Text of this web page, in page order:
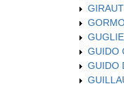
GUIDO
GUIDO